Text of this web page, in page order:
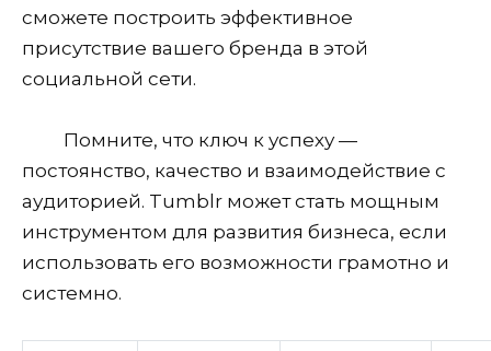
сможете построить эффективное
присутствие вашего бренда в этой
социальной сети.
Помните, что ключ к успеху —
постоянство, качество и взаимодействие с
аудиторией. Tumblr может стать мощным
инструментом для развития бизнеса, если
использовать его возможности грамотно и
системно.